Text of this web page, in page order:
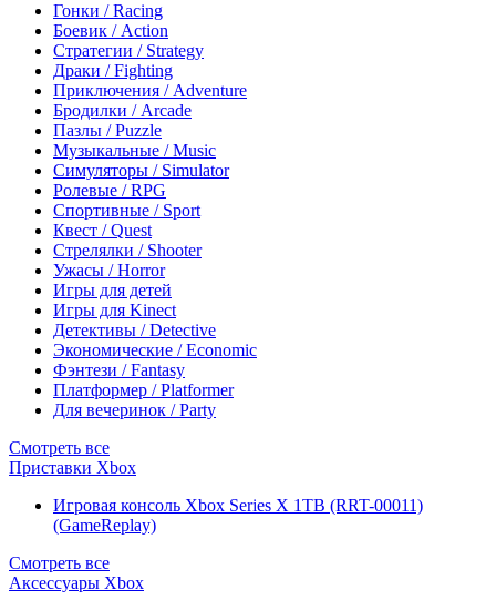
Гонки / Racing
Боевик / Action
Стратегии / Strategy
Драки / Fighting
Приключения / Adventure
Бродилки / Arcade
Пазлы / Puzzle
Музыкальные / Music
Симуляторы / Simulator
Ролевые / RPG
Спортивные / Sport
Квест / Quest
Стрелялки / Shooter
Ужасы / Horror
Игры для детей
Игры для Kinect
Детективы / Detective
Экономические / Economic
Фэнтези / Fantasy
Платформер / Platformer
Для вечеринок / Party
Смотреть все
Приставки Xbox
Игровая консоль Xbox Series X 1TB (RRT-00011)
(GameReplay)
Смотреть все
Аксессуары Xbox